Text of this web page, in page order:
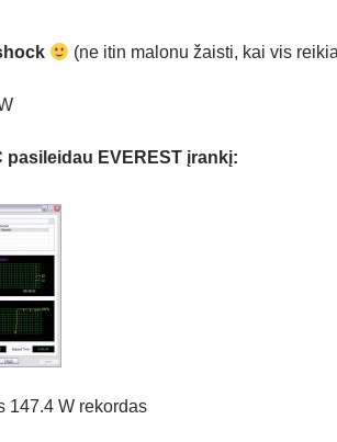
(ne itin malonu žaisti, kai vis
pasileidau EVEREST įrankį:
147.4 W rekordas